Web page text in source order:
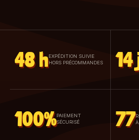
48 h EXPÉDITION SUIVIE
HORS PRÉCOMMANDES
14
100% PAIEMENT
SÉCURISÉ
77